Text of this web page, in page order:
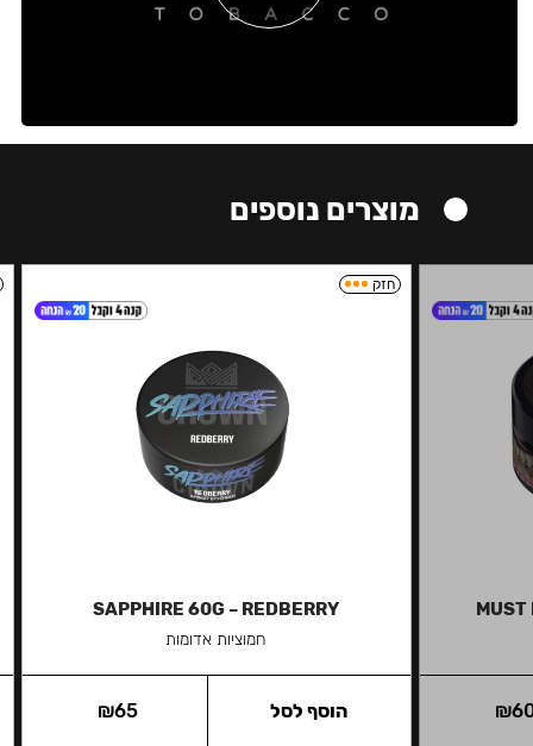
מוצרים נוספים
MUST
₪
חזק
SAPPHIRE 60G – REDBERRY
חמוציות אדומות
₪65 הוסף לסל